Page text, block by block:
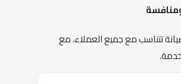
تتناسب مع جميع العملاء، مع